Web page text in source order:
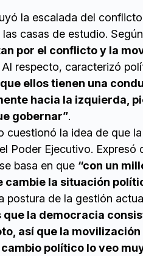
la escalada del
las casas de estudio.
por el conflicto y la
Al respecto, caracterizó
ellos tienen una
hacia la izquierda,
gobernar”.
cuestionó la idea de que
Poder Ejecutivo.
basa en que “con un
cambie la situación
postura de la gestión
que la democracia
así que la
político lo veo